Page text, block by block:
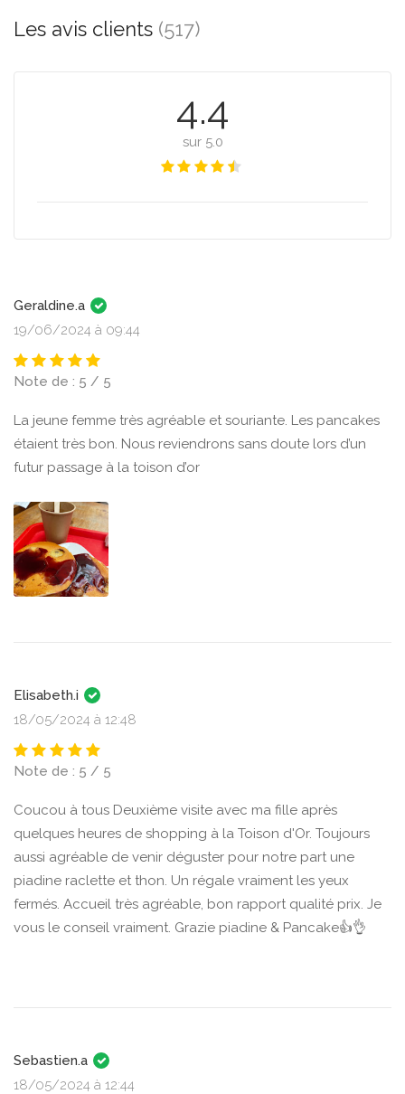
Les avis clients (517)
4.4
sur 5.0
Geraldine.a
19/06/2024 à 09:44
Note de : 5 / 5
La jeune femme très agréable et souriante. Les pancakes
étaient très bon. Nous reviendrons sans doute lors d’un
futur passage à la toison d’or
Elisabeth.i
18/05/2024 à 12:48
Note de : 5 / 5
Coucou à tous Deuxième visite avec ma fille après
quelques heures de shopping à la Toison d'Or. Toujours
aussi agréable de venir déguster pour notre part une
piadine raclette et thon. Un régale vraiment les yeux
fermés. Accueil très agréable, bon rapport qualité prix. Je
vous le conseil vraiment. Grazie piadine & Pancake👍👌
Sebastien.a
18/05/2024 à 12:44